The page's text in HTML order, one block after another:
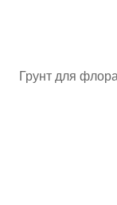
Грунт для